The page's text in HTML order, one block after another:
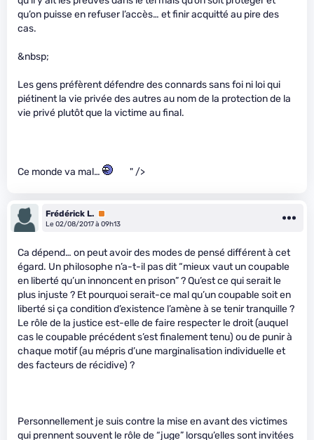
qu’on puisse en refuser l’accès… et finir acquitté au pire des
cas.
&nbsp;
Les gens préfèrent défendre des connards sans foi ni loi qui
piétinent la vie privée des autres au nom de la protection de la
vie privé plutôt que la victime au final.
Ce monde va mal… " />
Frédérick L. Premium
Le 02/08/2017 à 09h13
Ca dépend… on peut avoir des modes de pensé différent à cet
égard. Un philosophe n’a-t-il pas dit “mieux vaut un coupable
en liberté qu’un innoncent en prison” ? Qu’est ce qui serait le
plus injuste ? Et pourquoi serait-ce mal qu’un coupable soit en
liberté si ça condition d’existence l’amène à se tenir tranquille ?
Le rôle de la justice est-elle de faire respecter le droit (auquel
cas le coupable précédent s’est finalement tenu) ou de punir à
chaque motif (au mépris d’une marginalisation individuelle et
des facteurs de récidive) ?
Personnellement je suis contre la mise en avant des victimes
qui prennent souvent le rôle de “juge” lorsqu’elles sont invitées